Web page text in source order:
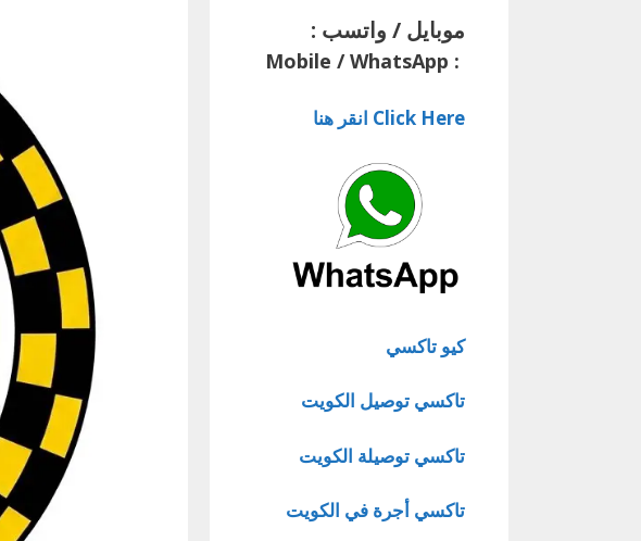
موبايل / واتسب :
:
Mobile / WhatsApp
Click Here انقر هنا
كيو تاكسي
تاكسي توصيل الكويت
تاكسي توصيلة الكويت
تاكسي أجرة في الكويت